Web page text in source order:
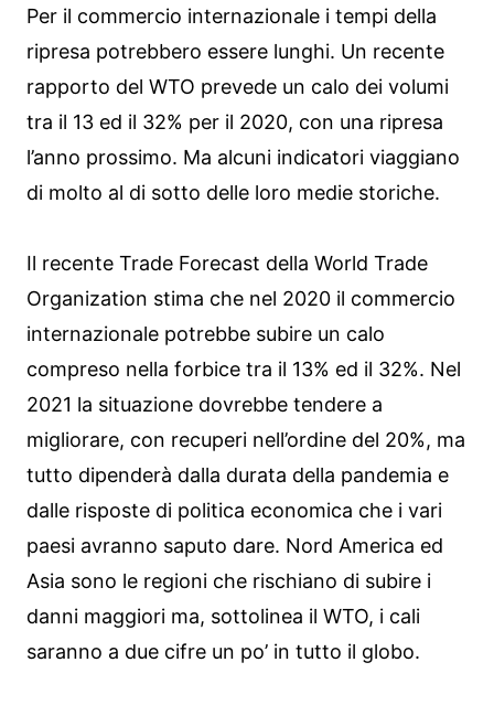
Per il commercio internazionale i tempi della
ripresa potrebbero essere lunghi. Un recente
rapporto del WTO prevede un calo dei volumi
tra il 13 ed il 32% per il 2020, con una ripresa
l’anno prossimo. Ma alcuni indicatori viaggiano
di molto al di sotto delle loro medie storiche.
Il recente Trade Forecast della World Trade
Organization stima che nel 2020 il commercio
internazionale potrebbe subire un calo
compreso nella forbice tra il 13% ed il 32%. Nel
2021 la situazione dovrebbe tendere a
migliorare, con recuperi nell’ordine del 20%, ma
tutto dipenderà dalla durata della pandemia e
dalle risposte di politica economica che i vari
paesi avranno saputo dare. Nord America ed
Asia sono le regioni che rischiano di subire i
danni maggiori ma, sottolinea il WTO, i cali
saranno a due cifre un po’ in tutto il globo.